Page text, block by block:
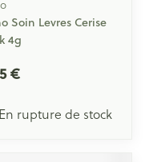
Soin Levres Cerise
4g
€
En rupture de stock